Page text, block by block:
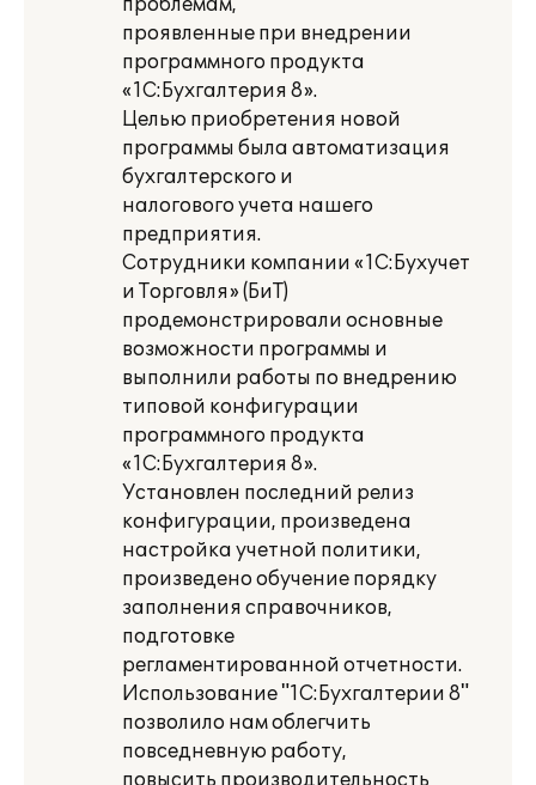
проблемам,
проявленные при внедрении
программного продукта
«1С:Бухгалтерия 8».
Целью приобретения новой
программы была автоматизация
бухгалтерского и
налогового учета нашего
предприятия.
Сотрудники компании «1С:Бухучет
и Торговля» (БиТ)
продемонстрировали основные
возможности программы и
выполнили работы по внедрению
типовой конфигурации
программного продукта
«1С:Бухгалтерия 8».
Установлен последний релиз
конфигурации, произведена
настройка учетной политики,
произведено обучение порядку
заполнения справочников,
подготовке
регламентированной отчетности.
Использование "1С:Бухгалтерии 8"
позволило нам облегчить
повседневную работу,
повысить производительность